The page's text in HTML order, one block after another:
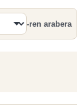
Bilatu
-ren arabera